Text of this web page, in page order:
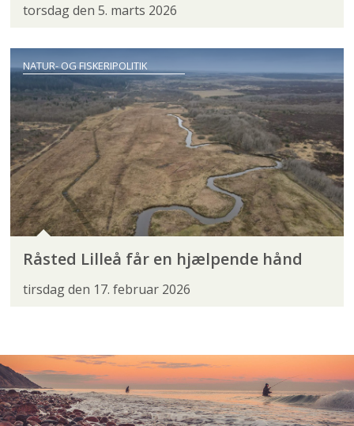
torsdag den 5. marts 2026
NATUR- OG FISKERIPOLITIK
Råsted Lilleå får en hjælpende hånd
tirsdag den 17. februar 2026